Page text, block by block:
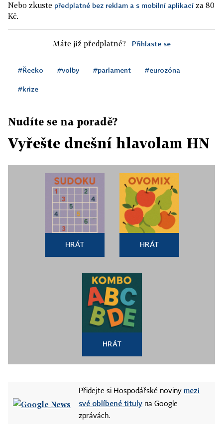
Nebo zkuste předplatné bez reklam a s mobilní aplikací za 80
Kč.
Máte již předplatné? Přihlaste se
#Řecko #volby #parlament #eurozóna
#krize
Nudíte se na poradě?
Vyřešte dnešní hlavolam HN
HRÁT HRÁT
HRÁT
Přidejte si Hospodářské noviny mezi
své oblíbené tituly na Google
zprávách.